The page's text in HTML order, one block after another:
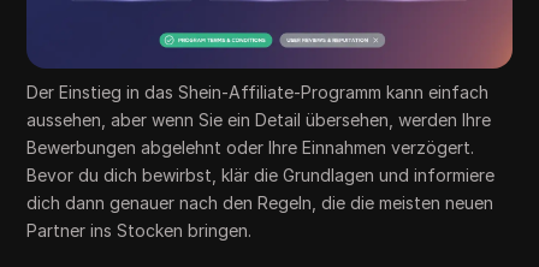
Der Einstieg in das Shein-Affiliate-Programm kann einfach
aussehen, aber wenn Sie ein Detail übersehen, werden Ihre
Bewerbungen abgelehnt oder Ihre Einnahmen verzögert.
Bevor du dich bewirbst, klär die Grundlagen und informiere
dich dann genauer nach den Regeln, die die meisten neuen
Partner ins Stocken bringen.